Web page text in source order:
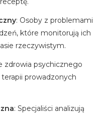
: Osoby z problemami
które monitorują ich
rzeczywistym.
zdrowia psychicznego
prowadzonych
: Specjaliści analizują